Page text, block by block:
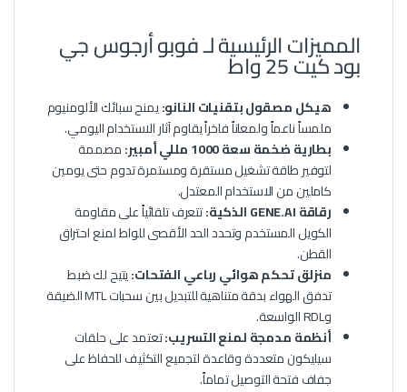
المميزات الرئيسية لـ فوبو أرجوس جي
بود كيت 25 واط
هيكل مصقول بتقنيات النانو:يمنح سبائك الألومنيوم
ملمساً ناعماً ولمعاناً فاخراً يقاوم آثار الاستخدام اليومي.
بطارية ضخمة سعة 1000 مللي أمبير:
مصممة
لتوفير طاقة تشغيل مستقرة ومستمرة تدوم حتى يومين
كاملين من الاستخدام المعتدل.
رقاقة GENE.AI الذكية:
تتعرف تلقائياً على مقاومة
الكويل المستخدم وتحدد الحد الأقصى للواط لمنع احتراق
القطن.
منزلق تحكم هوائي رباعي الفتحات:يتيح لك ضبط
تدفق الهواء بدقة متناهية للتبديل بين سحبات MTL الضيقة
وRDL الواسعة.
أنظمة مدمجة لمنع التسريب:تعتمد على حلقات
سيليكون متعددة وقاعدة لتجميع التكثيف للحفاظ على
جفاف فتحة التوصيل تماماً.